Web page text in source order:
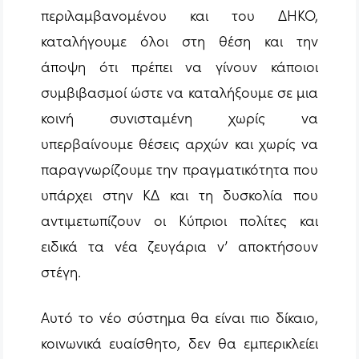
περιλαμβανομένου και του ΔΗΚΟ,
καταλήγουμε όλοι στη θέση και την
άποψη ότι πρέπει να γίνουν κάποιοι
συμβιβασμοί ώστε να καταλήξουμε σε μια
κοινή συνισταμένη χωρίς να
υπερβαίνουμε θέσεις αρχών και χωρίς να
παραγνωρίζουμε την πραγματικότητα που
υπάρχει στην ΚΔ και τη δυσκολία που
αντιμετωπίζουν οι Κύπριοι πολίτες και
ειδικά τα νέα ζευγάρια ν’ αποκτήσουν
στέγη.
Αυτό το νέο σύστημα θα είναι πιο δίκαιο,
κοινωνικά ευαίσθητο, δεν θα εμπερικλείει